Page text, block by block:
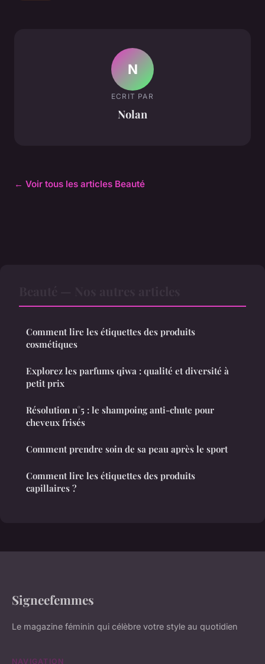
N
ECRIT PAR
Nolan
← Voir tous les articles Beauté
Comment lire les étiquettes des produits
cosmétiques
Explorez les parfums qiwa : qualité et diversité à
petit prix
Résolution n°5 : le shampoing anti-chute pour
cheveux frisés
Comment prendre soin de sa peau après le sport
Comment lire les étiquettes des produits
capillaires ?
Signeefemmes
Le magazine féminin qui célèbre votre style au quotidien
NAVIGATION